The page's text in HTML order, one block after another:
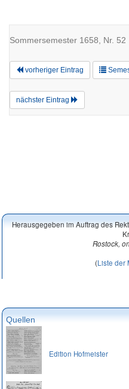
Sommersemester 1658, Nr. 52
vorheriger Eintrag
nächster Eintrag
Herausgegeben im Auftrag des
Rostock,
(Liste der
Quellen
Edition Hofmeister